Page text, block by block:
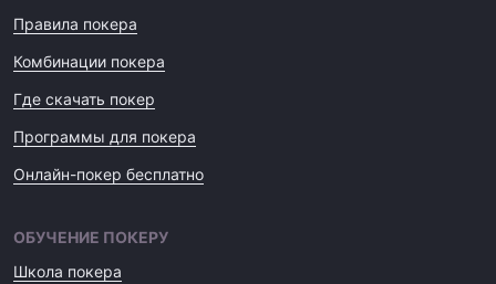
Правила покера
Комбинации покера
Где скачать покер
Программы для покера
Онлайн-покер бесплатно
ОБУЧЕНИЕ ПОКЕРУ
Школа покера